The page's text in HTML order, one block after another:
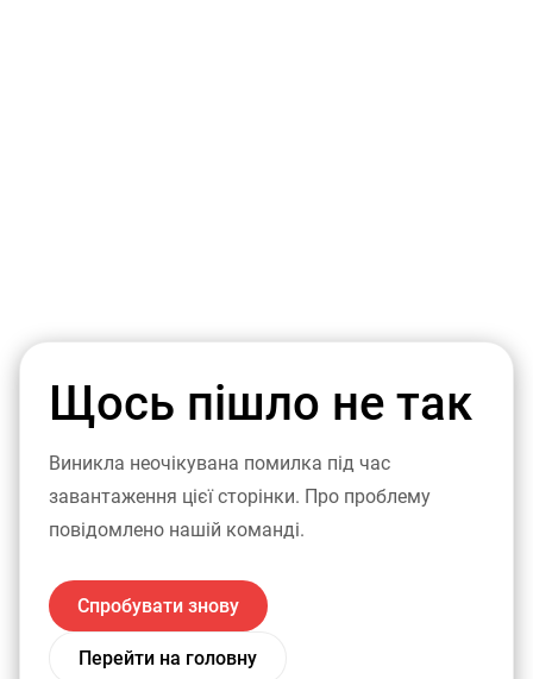
Щось пішло не так
Виникла неочікувана помилка під час
завантаження цієї сторінки. Про проблему
повідомлено нашій команді.
Спробувати знову
Перейти на головну